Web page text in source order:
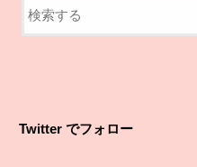
Twitter でフォロー